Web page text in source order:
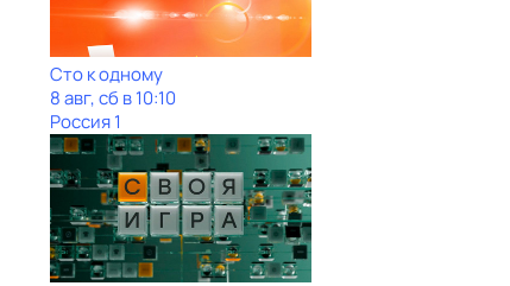
Сто к одному
8 авг, сб в 10:10
Россия 1